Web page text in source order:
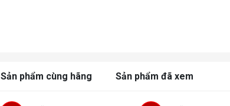
Sản phẩm cùng hãng Sản phẩm đã xem